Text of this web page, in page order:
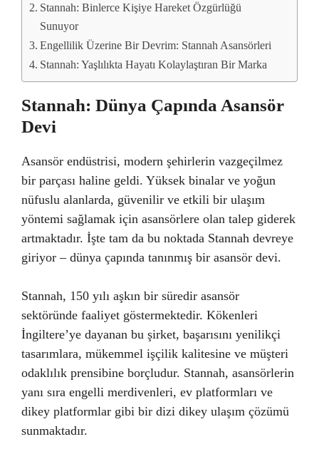
Stannah: Binlerce Kişiye Hareket Özgürlüğü
Sunuyor
Engellilik Üzerine Bir Devrim: Stannah Asansörleri
Stannah: Yaşlılıkta Hayatı Kolaylaştıran Bir Marka
Stannah: Dünya Çapında Asansör
Devi
Asansör endüstrisi, modern şehirlerin vazgeçilmez
bir parçası haline geldi. Yüksek binalar ve yoğun
nüfuslu alanlarda, güvenilir ve etkili bir ulaşım
yöntemi sağlamak için asansörlere olan talep giderek
artmaktadır. İşte tam da bu noktada Stannah devreye
giriyor – dünya çapında tanınmış bir asansör devi.
Stannah, 150 yılı aşkın bir süredir asansör
sektöründe faaliyet göstermektedir. Kökenleri
İngiltere’ye dayanan bu şirket, başarısını yenilikçi
tasarımlara, mükemmel işçilik kalitesine ve müşteri
odaklılık prensibine borçludur. Stannah, asansörlerin
yanı sıra engelli merdivenleri, ev platformları ve
dikey platformlar gibi bir dizi dikey ulaşım çözümü
sunmaktadır.